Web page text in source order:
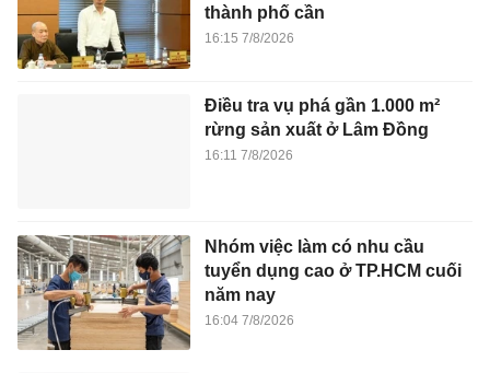
thành phố cần
16:15 7/8/2026
Điều tra vụ phá gần 1.000 m²
rừng sản xuất ở Lâm Đồng
16:11 7/8/2026
Nhóm việc làm có nhu cầu
tuyển dụng cao ở TP.HCM cuối
năm nay
16:04 7/8/2026